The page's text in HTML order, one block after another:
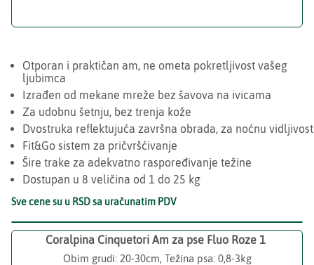
Otporan i praktičan am, ne ometa pokretljivost vašeg
ljubimca
Izrađen od mekane mreže bez šavova na ivicama
Za udobnu šetnju, bez trenja kože
Dvostruka reflektujuća završna obrada, za noćnu vidljivost
Fit&Go sistem za pričvršćivanje
Šire trake za adekvatno raspoređivanje težine
Dostupan u 8 veličina od 1 do 25 kg
Sve cene su u RSD sa uračunatim PDV
Coralpina Cinquetori Am za pse Fluo Roze 1
Obim grudi: 20-30cm, Težina psa: 0,8-3kg